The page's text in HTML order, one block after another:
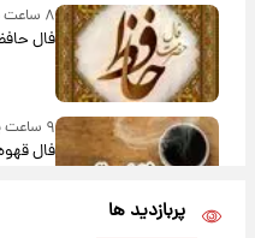
۸ ساعت پیش
فال حافظ
۹ ساعت پیش
فال قهوه
پربازدید ها